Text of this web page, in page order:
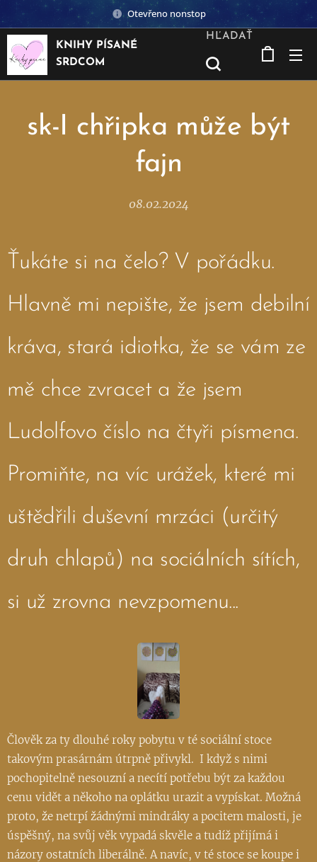
Otevřeno nonstop
KNIHY PÍSANÉ
SRDCOM
HĽADAŤ
sk-I chřipka může být
fajn
08.02.2024
Ťukáte si na čelo? V pořádku.
Hlavně mi nepište, že jsem debilní
kráva, stará idiotka, že se vám ze
mě chce zvracet a že jsem
Ludolfovo číslo na čtyři písmena.
Promiňte, na víc urážek, které mi
uštědřili duševní mrzáci (určitý
druh chlapů) na sociálních sítích,
si už zrovna nevzpomenu...
Člověk za ty dlouhé roky pobytu v té sociální stoce
takovým prasárnám útrpně přivykl. I když s nimi
pochopitelně nesouzní a necítí potřebu být za každou
cenu vidět a někoho na oplátku urazit a vypískat. Možná
proto, že netrpí žádnými mindráky a pocitem malosti, je
úspěšný, na svůj věk vypadá skvěle a tudíž přijímá i
názory ostatních liberálně. A navíc, v té stoce se koupe i